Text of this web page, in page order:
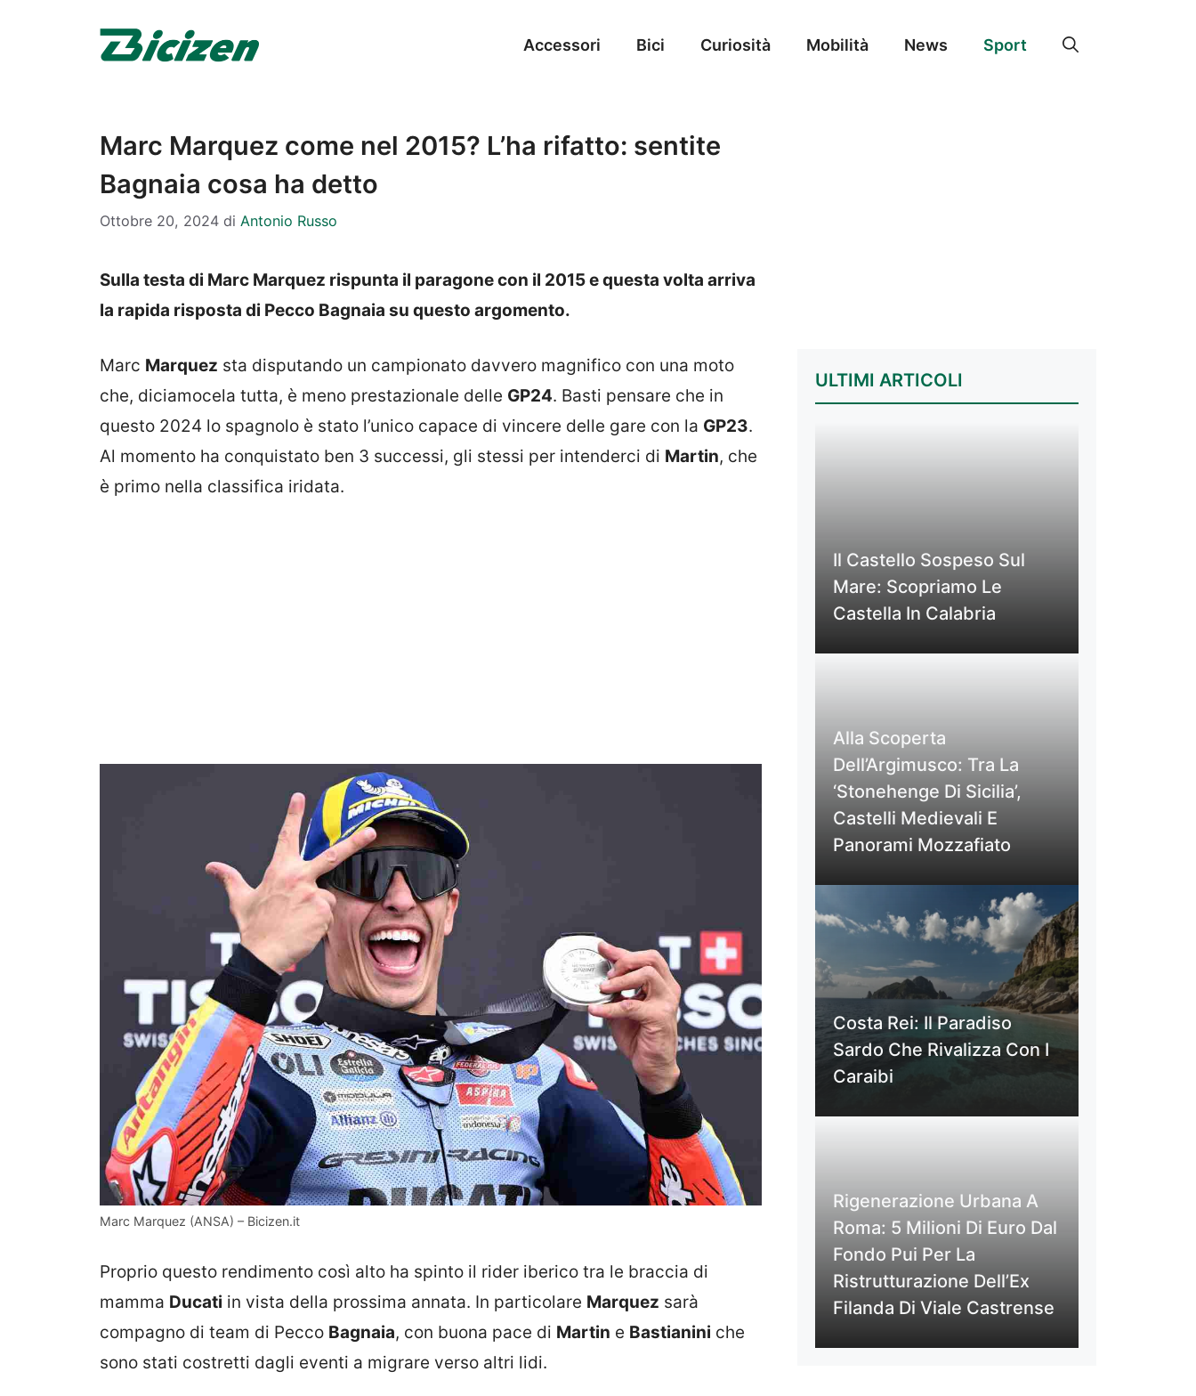
Accessori Bici Curiosità Mobilità News Sport
Marc Marquez come nel 2015? L’ha rifatto: sentite
Bagnaia cosa ha detto
Ottobre 20, 2024 di Antonio Russo
Sulla testa di Marc Marquez rispunta il paragone con il 2015 e questa volta arriva
la rapida risposta di Pecco Bagnaia su questo argomento.
Marc Marquez sta disputando un campionato davvero magnifico con una moto
che, diciamocela tutta, è meno prestazionale delle GP24. Basti pensare che in
questo 2024 lo spagnolo è stato l’unico capace di vincere delle gare con la GP23.
Al momento ha conquistato ben 3 successi, gli stessi per intenderci di Martin, che
è primo nella classifica iridata.
Marc Marquez (ANSA) – Bicizen.it
Proprio questo rendimento così alto ha spinto il rider iberico tra le braccia di
mamma Ducati in vista della prossima annata. In particolare Marquez sarà
compagno di team di Pecco Bagnaia, con buona pace di Martin e Bastianini che
sono stati costretti dagli eventi a migrare verso altri lidi.
ULTIMI ARTICOLI
Il Castello Sospeso Sul
Mare: Scopriamo Le
Castella In Calabria
Alla Scoperta
Dell’Argimusco: Tra La
‘Stonehenge Di Sicilia’,
Castelli Medievali E
Panorami Mozzafiato
Costa Rei: Il Paradiso
Sardo Che Rivalizza Con I
Caraibi
Rigenerazione Urbana A
Roma: 5 Milioni Di Euro Dal
Fondo Pui Per La
Ristrutturazione Dell’Ex
Filanda Di Viale Castrense